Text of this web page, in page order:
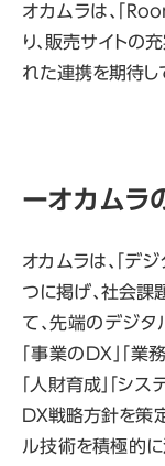
オカムラは、「
り、販売サイトの
れた連携を期待し
ーオカムラ
オカムラは、「デ
つに掲げ、社会
て、先端のデジ
「事業のDX」「業
「人財育成」「シ
DX戦略方針を策
ル技術を積極的